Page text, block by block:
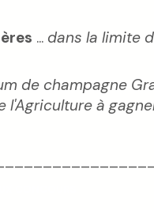
... dans la limite
de champagne
l'Agriculture à